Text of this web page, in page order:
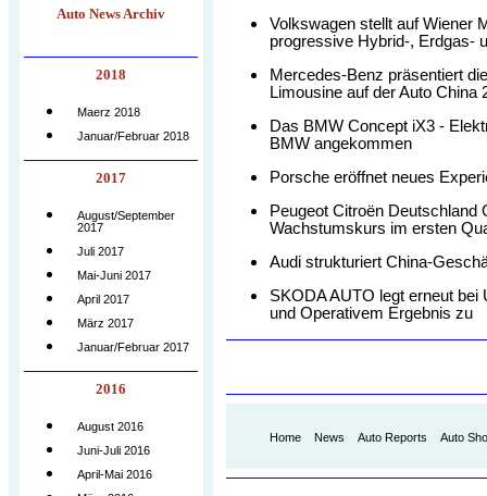
Auto News Archiv
2018
Maerz 2018
Januar/Februar 2018
2017
August/September
2017
Juli 2017
Mai-Juni 2017
April 2017
März 2017
Januar/Februar 2017
2016
August 2016
Juni-Juli 2016
April-Mai 2016
Volkswagen stellt auf Wiener
progressive Hybrid-, Erdgas-
Mercedes-Benz präsentiert
Limousine auf der Auto China
Das BMW Concept iX3 -
BMW angekommen
Porsche eröffnet neues
Peugeot Citroën Deutschland
Wachstumskurs im ersten
Audi strukturiert China-
SKODA AUTO legt erneut bei
und Operativem Ergebnis zu
Home News Auto Reports Auto